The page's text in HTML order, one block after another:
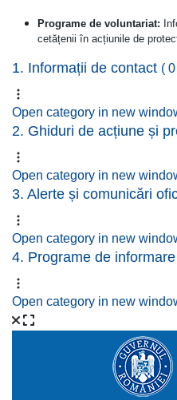
Programe de voluntariat:
cetățenii în acțiunile de
1. Informații de contact (
Open category in new
2. Ghiduri de acțiune și
Open category in new
3. Alerte și comunicări
Open category in new
4. Programe de
Open category in new